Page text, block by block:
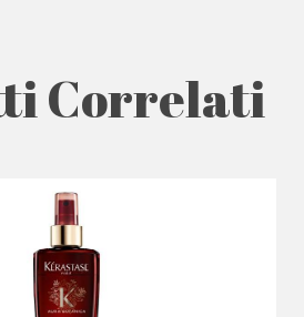
Correlati